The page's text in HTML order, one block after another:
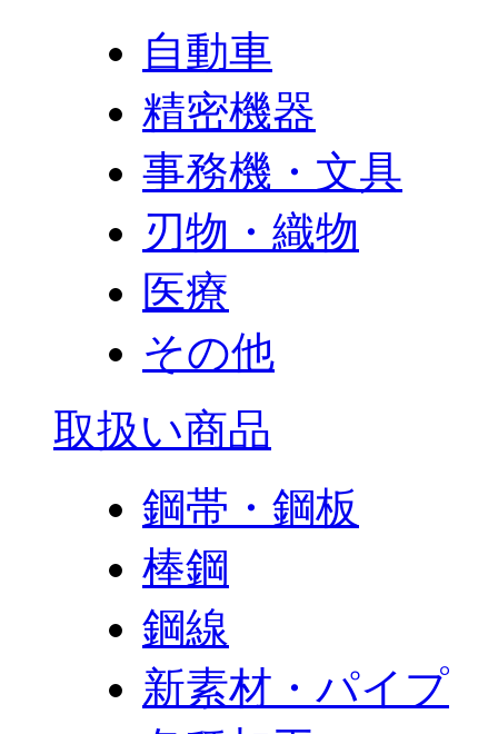
自動車
精密機器
事務機・文具
刃物・織物
医療
その他
取扱い商品
鋼帯・鋼板
棒鋼
鋼線
新素材・パイプ